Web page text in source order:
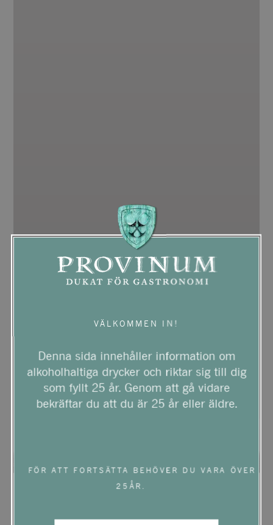
VÄLKOMMEN IN!
Denna sida innehåller information om
alkoholhaltiga drycker och riktar sig till dig
som fyllt 25 år. Genom att gå vidare
bekräftar du att du är 25 år eller äldre.
FÖR ATT FORTSÄTTA BEHÖVER DU VARA ÖVER
25ÅR.